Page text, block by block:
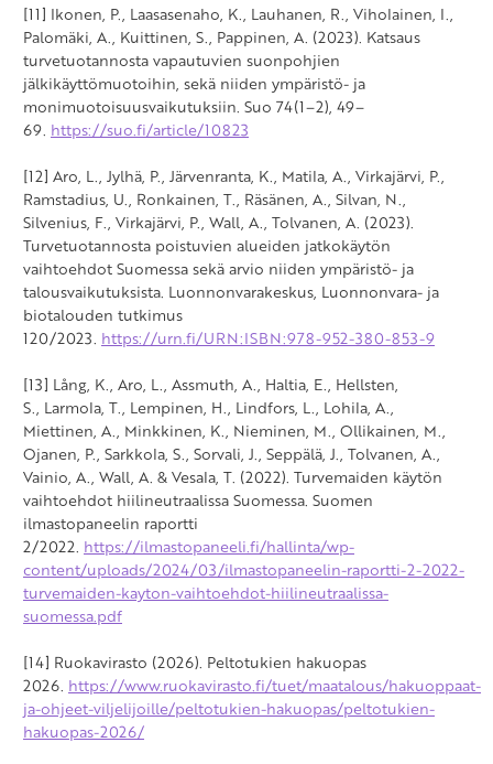
[11] Ikonen, P., Laasasenaho, K., Lauhanen, R., Viholainen, I.,
Palomäki, A., Kuittinen, S., Pappinen, A. (2023). Katsaus
turvetuotannosta vapautuvien suonpohjien
jälkikäyttömuotoihin, sekä niiden ympäristö- ja
monimuotoisuusvaikutuksiin. Suo 74(1–2), 49–
69. https://suo.fi/article/10823
[12] Aro, L., Jylhä, P., Järvenranta, K., Matila, A., Virkajärvi, P.,
Ramstadius, U., Ronkainen, T., Räsänen, A., Silvan, N.,
Silvenius, F., Virkajärvi, P., Wall, A., Tolvanen, A. (2023).
Turvetuotannosta poistuvien alueiden jatkokäytön
vaihtoehdot Suomessa sekä arvio niiden ympäristö- ja
talousvaikutuksista. Luonnonvarakeskus, Luonnonvara- ja
biotalouden tutkimus
120/2023. https://urn.fi/URN:ISBN:978-952-380-853-9
[13] Lång, K., Aro, L., Assmuth, A., Haltia, E., Hellsten,
S., Larmola, T., Lempinen, H., Lindfors, L., Lohila, A.,
Miettinen, A., Minkkinen, K., Nieminen, M., Ollikainen, M.,
Ojanen, P., Sarkkola, S., Sorvali, J., Seppälä, J., Tolvanen, A.,
Vainio, A., Wall, A. & Vesala, T. (2022). Turvemaiden käytön
vaihtoehdot hiilineutraalissa Suomessa. Suomen
ilmastopaneelin raportti
2/2022. https://ilmastopaneeli.fi/hallinta/wp-
content/uploads/2024/03/ilmastopaneelin-raportti-2-2022-
turvemaiden-kayton-vaihtoehdot-hiilineutraalissa-
suomessa.pdf
[14] Ruokavirasto (2026). Peltotukien hakuopas
2026. https://www.ruokavirasto.fi/tuet/maatalous/hakuoppaat-
ja-ohjeet-viljelijoille/peltotukien-hakuopas/peltotukien-
hakuopas-2026/